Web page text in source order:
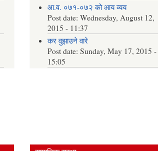
आ.व. ०७१-०७२ को आय व्यय
Post date:Wednesday, August 12,
2015 - 11:37
कर वुझाउने वारे
Post date:Sunday, May 17, 2015 -
15:05